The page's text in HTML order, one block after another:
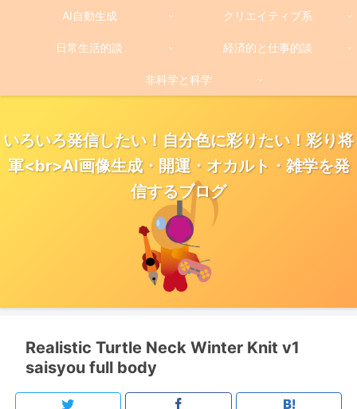
いろいろ発信したい！自分色に彩りたい！彩り将
軍<br>AI画像生成・開運・オカルト・雑学を発
信するブログ
AI自動生成 クリエイティブ系
日常生活的談 経済的と仕事的談
非科学と科学
Realistic Turtle Neck Winter Knit v1
saisyou full body